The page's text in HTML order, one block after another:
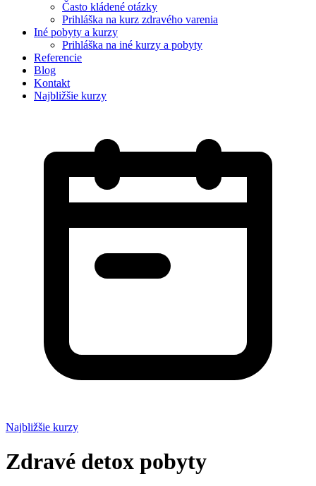
Často kládené otázky
Prihláška na kurz zdravého varenia
Iné pobyty a kurzy
Prihláška na iné kurzy a pobyty
Referencie
Blog
Kontakt
Najbližšie kurzy
Najbližšie kurzy
Zdravé detox pobyty